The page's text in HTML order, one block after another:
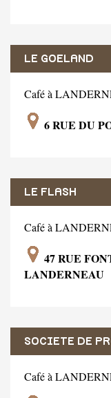
LE GOELAND
Café à
6 RUE DU
LE FLASH
Café à
47 RUE
LANDERNEAU
SOCIETE DE
Café à